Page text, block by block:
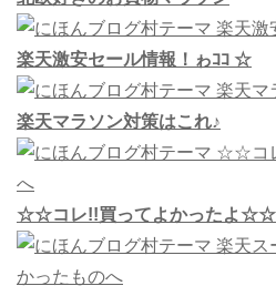
楽天激安セール情報！ゎｺｺ ☆
楽天マラソン対策はこれ♪
☆☆コレ!!買ってよかったよ☆☆